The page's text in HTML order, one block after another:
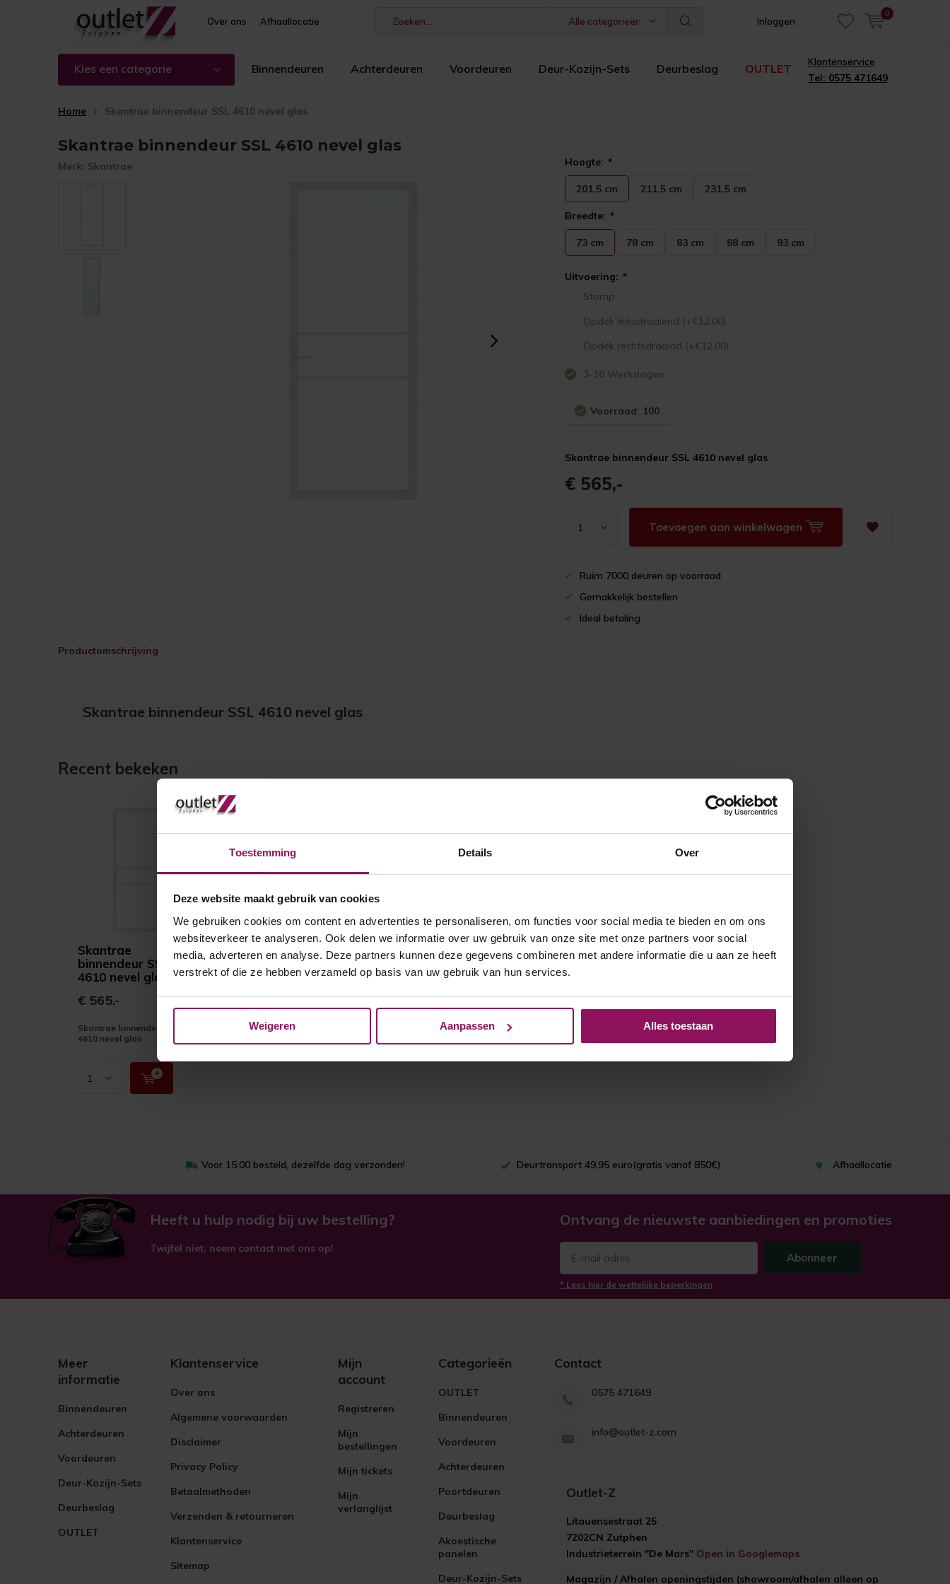
Toestemming Details Over
Deze website maakt gebruik van cookies
We gebruiken cookies om content en advertenties te personaliseren, om functies voor social media te bieden en om ons
websiteverkeer te analyseren. Ook delen we informatie over uw gebruik van onze site met onze partners voor social
media, adverteren en analyse. Deze partners kunnen deze gegevens combineren met andere informatie die u aan ze heeft
verstrekt of die ze hebben verzameld op basis van uw gebruik van hun services.
Weigeren Aanpassen Alles toestaan
Over ons Afhaallocatie Alle categorieën Inloggen
0
Kies een categorie Binnendeuren Achterdeuren Voordeuren Deur-Kozijn-Sets Deurbeslag OUTLET
Klantenservice
Tel: 0575 471649
Home Skantrae binnendeur SSL 4610 nevel glas
Skantrae binnendeur SSL 4610 nevel glas
Merk: Skantrae Hoogte: *
201,5 cm 211,5 cm 231,5 cm
Breedte: *
73 cm 78 cm 83 cm 88 cm 93 cm
Uitvoering: *
Stomp
Opdek linksdraaiend (+€12,00)
Opdek rechtsdraaind (+€12,00)
3-10 Werkdagen
Voorraad: 100
Skantrae binnendeur SSL 4610 nevel glas
€ 565,-
Toevoegen aan winkelwagen
Ruim 7000 deuren op voorraad
Gemakkelijk bestellen
Ideal betaling
Productomschrijving
Skantrae binnendeur SSL 4610 nevel glas
Recent bekeken
Skantrae
binnendeur SSL
4610 nevel glas
€ 565,-
Skantrae binnendeur SSL
4610 nevel glas
Voor 15:00 besteld, dezelfde dag verzonden! Deurtransport 49,95 euro(gratis vanaf 850€) Afhaallocatie
Heeft u hulp nodig bij uw bestelling?
Twijfel niet, neem contact met ons op!
Ontvang de nieuwste aanbiedingen en promoties
Abonneer
* Lees hier de wettelijke beperkingen
Meer
informatie
Binnendeuren
Achterdeuren
Voordeuren
Deur-Kozijn-Sets
Deurbeslag
OUTLET
Klantenservice
Over ons
Algemene voorwaarden
Disclaimer
Privacy Policy
Betaalmethoden
Verzenden & retourneren
Klantenservice
Sitemap
Mijn
account
Registreren
Mijn
bestellingen
Mijn tickets
Mijn
verlanglijst
Categorieën
OUTLET
Binnendeuren
Voordeuren
Achterdeuren
Poortdeuren
Deurbeslag
Akoestische
panelen
Deur-Kozijn-Sets
Contact
0575 471649
info@outlet-z.com
Outlet-Z
Litauensestraat 25
7202CN Zutphen
Industrieterrein "De Mars" Open in Googlemaps
Magazijn / Afhalen openingstijden (showroom/afhalen alleen op